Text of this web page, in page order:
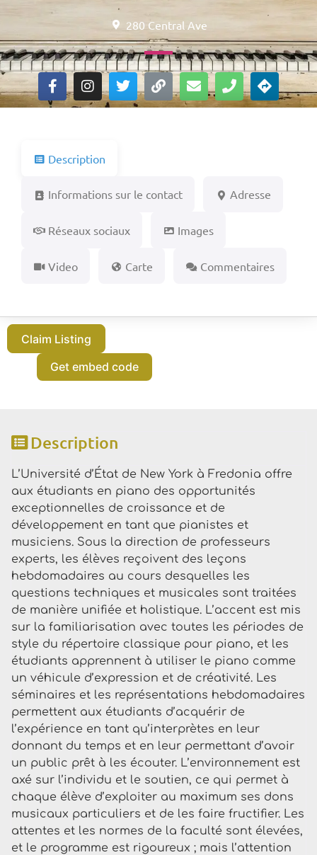
280 Central Ave
Description
Informations sur le contact Adresse
Réseaux sociaux Images
Video Carte Commentaires
Claim Listing
Get embed code
Description
L’Université d’État de New York à Fredonia offre
aux étudiants en piano des opportunités
exceptionnelles de croissance et de
développement en tant que pianistes et
musiciens. Sous la direction de professeurs
experts, les élèves reçoivent des leçons
hebdomadaires au cours desquelles les
questions techniques et musicales sont traitées
de manière unifiée et holistique. L’accent est mis
sur la familiarisation avec toutes les périodes de
style du répertoire classique pour piano, et les
étudiants apprennent à utiliser le piano comme
un véhicule d’expression et de créativité. Les
séminaires et les représentations hebdomadaires
permettent aux étudiants d’acquérir de
l’expérience en tant qu’interprètes en leur
donnant du temps et en leur permettant d’avoir
un public prêt à les écouter. L’environnement est
axé sur l’individu et le soutien, ce qui permet à
chaque élève d’exploiter au maximum ses dons
musicaux particuliers et de les faire fructifier. Les
attentes et les normes de la faculté sont élevées,
et le programme est rigoureux ; mais l’attention